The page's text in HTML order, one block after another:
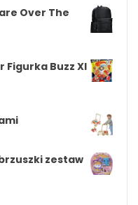
Over The
Figurka Buzz Xl
zestaw